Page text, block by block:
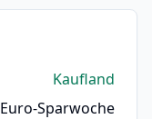
Kaufland
Sparwoche